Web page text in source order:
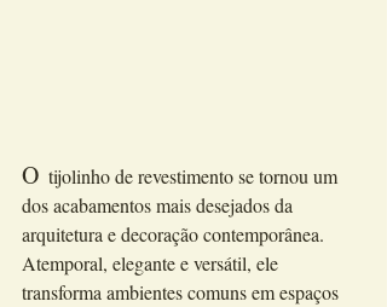
O tijolinho de revestimento se tornou um
dos acabamentos mais desejados da
arquitetura e decoração contemporânea.
Atemporal, elegante e versátil, ele
transforma ambientes comuns em espaços